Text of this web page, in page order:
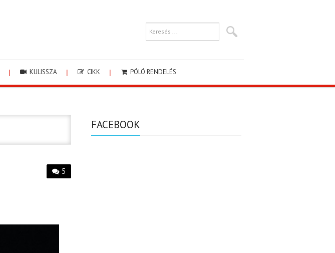
KULISSZA CIKK PÓLÓ RENDELÉS
5
FACEBOOK